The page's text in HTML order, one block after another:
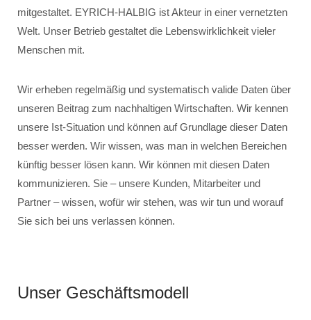
mitgestaltet. EYRICH-HALBIG ist Akteur in einer vernetzten
Welt. Unser Betrieb gestaltet die Lebenswirklichkeit vieler
Menschen mit.
Wir erheben regelmäßig und systematisch valide Daten über
unseren Beitrag zum nachhaltigen Wirtschaften. Wir kennen
unsere Ist-Situation und können auf Grundlage dieser Daten
besser werden. Wir wissen, was man in welchen Bereichen
künftig besser lösen kann. Wir können mit diesen Daten
kommunizieren. Sie – unsere Kunden, Mitarbeiter und
Partner – wissen, wofür wir stehen, was wir tun und worauf
Sie sich bei uns verlassen können.
Unser Geschäftsmodell